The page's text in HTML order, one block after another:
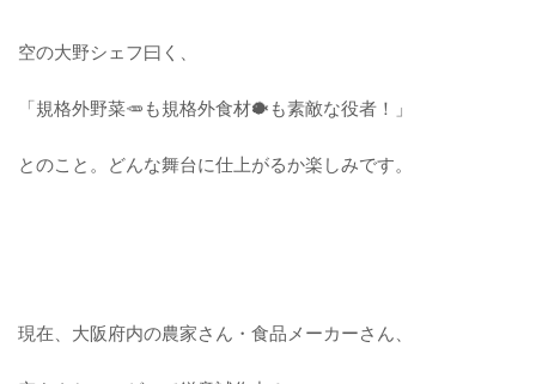
空の大野シェフ曰く、
「規格外野菜🥕も規格外食材🐡も素敵な役者！」
とのこと。 どんな舞台に仕上がるか楽しみです。
現在、大阪府内の農家さん・食品メーカーさん、